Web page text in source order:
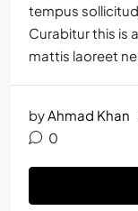
tempus
Curabitur this is
mattis laoreet
by Ahmad Khan
0